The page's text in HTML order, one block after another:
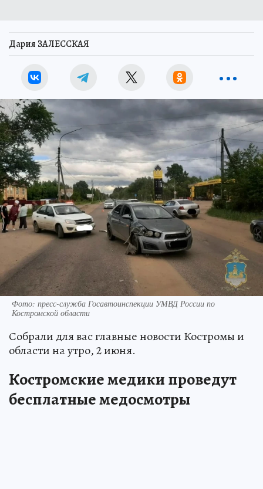
Дария ЗАЛЕССКАЯ
Фото: пресс-служба Госавтоинспекции УМВД России по
Костромской области
Собрали для вас главные новости Костромы и
области на утро, 2 июня.
Костромские медики проведут
бесплатные медосмотры